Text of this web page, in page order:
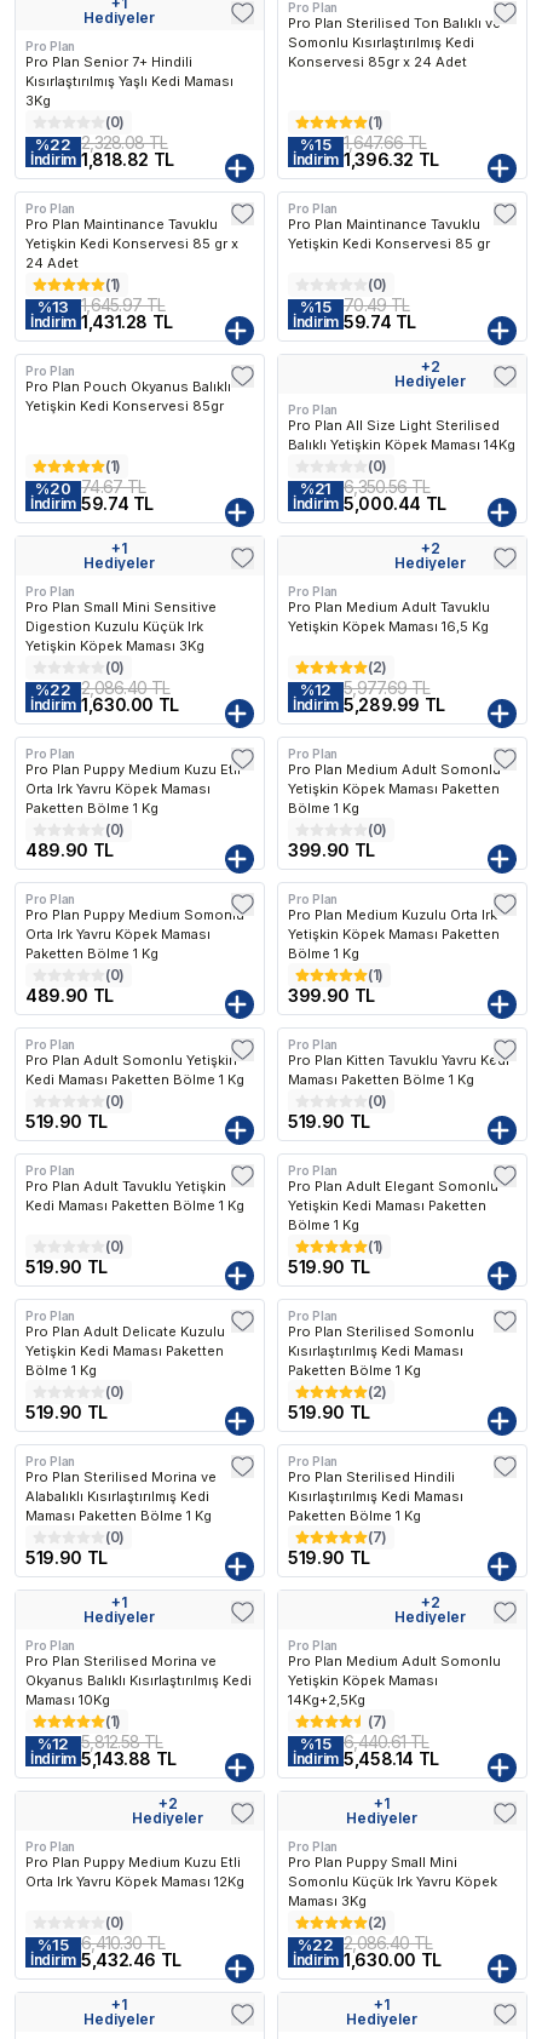
Kargo BedavaHediyeler
Pro Plan
Pro Plan Senior 7+ Hindili
Kısırlaştırılmış Yaşlı Kedi Maması
3Kg
(0)
%22
İndirim
2,328.08 TL
1,818.82 TL
Kargo Bedava
Pro Plan
Pro Plan Sterilised Ton Balıklı ve
Somonlu Kısırlaştırılmış Kedi
Konservesi 85gr x 24 Adet
(1)
%15
İndirim
1,647.66 TL
1,396.32 TL
Kargo Bedava
Pro Plan
Pro Plan Maintinance Tavuklu
Yetişkin Kedi Konservesi 85 gr x
24 Adet
(1)
%13
İndirim
1,645.97 TL
1,431.28 TL
Pro Plan
Pro Plan Maintinance Tavuklu
Yetişkin Kedi Konservesi 85 gr
(0)
%15
İndirim
70.49 TL
59.74 TL
Pro Plan
Pro Plan Pouch Okyanus Balıklı
Yetişkin Kedi Konservesi 85gr
(1)
%20
İndirim
74.67 TL
59.74 TL
+2
Hediyeler
Pro Plan
Pro Plan All Size Light Sterilised
Balıklı Yetişkin Köpek Maması 14Kg
(0)
%21
İndirim
6,350.56 TL
5,000.44 TL
Kargo Bedava+1
Hediyeler
Pro Plan
Pro Plan Small Mini Sensitive
Digestion Kuzulu Küçük Irk
Yetişkin Köpek Maması 3Kg
(0)
%22
İndirim
2,086.40 TL
1,630.00 TL
+2
Hediyeler
Pro Plan
Pro Plan Medium Adult Tavuklu
Yetişkin Köpek Maması 16,5 Kg
(2)
%12
İndirim
5,977.69 TL
5,289.99 TL
Pro Plan
Pro Plan Puppy Medium Kuzu Etli
Orta Irk Yavru Köpek Maması
Paketten Bölme 1 Kg
(0)
489.90 TL
Pro Plan
Pro Plan Medium Adult Somonlu
Yetişkin Köpek Maması Paketten
Bölme 1 Kg
(0)
399.90 TL
Pro Plan
Pro Plan Puppy Medium Somonlu
Orta Irk Yavru Köpek Maması
Paketten Bölme 1 Kg
(0)
489.90 TL
Pro Plan
Pro Plan Medium Kuzulu Orta Irk
Yetişkin Köpek Maması Paketten
Bölme 1 Kg
(1)
399.90 TL
Pro Plan
Pro Plan Adult Somonlu Yetişkin
Kedi Maması Paketten Bölme 1 Kg
(0)
519.90 TL
Pro Plan
Pro Plan Kitten Tavuklu Yavru Kedi
Maması Paketten Bölme 1 Kg
(0)
519.90 TL
Pro Plan
Pro Plan Adult Tavuklu Yetişkin
Kedi Maması Paketten Bölme 1 Kg
(0)
519.90 TL
Pro Plan
Pro Plan Adult Elegant Somonlu
Yetişkin Kedi Maması Paketten
Bölme 1 Kg
(1)
519.90 TL
Pro Plan
Pro Plan Adult Delicate Kuzulu
Yetişkin Kedi Maması Paketten
Bölme 1 Kg
(0)
519.90 TL
Pro Plan
Pro Plan Sterilised Somonlu
Kısırlaştırılmış Kedi Maması
Paketten Bölme 1 Kg
(2)
519.90 TL
Pro Plan
Pro Plan Sterilised Morina ve
Alabalıklı Kısırlaştırılmış Kedi
Maması Paketten Bölme 1 Kg
(0)
519.90 TL
Pro Plan
Pro Plan Sterilised Hindili
Kısırlaştırılmış Kedi Maması
Paketten Bölme 1 Kg
(7)
519.90 TL
Kargo Bedava+1
Hediyeler
Pro Plan
Pro Plan Sterilised Morina ve
Okyanus Balıklı Kısırlaştırılmış Kedi
Maması 10Kg
(1)
%12
İndirim
5,812.58 TL
5,143.88 TL
+2
Hediyeler
Pro Plan
Pro Plan Medium Adult Somonlu
Yetişkin Köpek Maması
14Kg+2,5Kg
(7)
%15
İndirim
6,440.61 TL
5,458.14 TL
+2
Hediyeler
Pro Plan
Pro Plan Puppy Medium Kuzu Etli
Orta Irk Yavru Köpek Maması 12Kg
(0)
%15
İndirim
6,410.30 TL
5,432.46 TL
Kargo Bedava+1
Hediyeler
Pro Plan
Pro Plan Puppy Small Mini
Somonlu Küçük Irk Yavru Köpek
Maması 3Kg
(2)
%22
İndirim
2,086.40 TL
1,630.00 TL
Kargo Bedava+1
Hediyeler
Kargo Bedava+1
Hediyeler